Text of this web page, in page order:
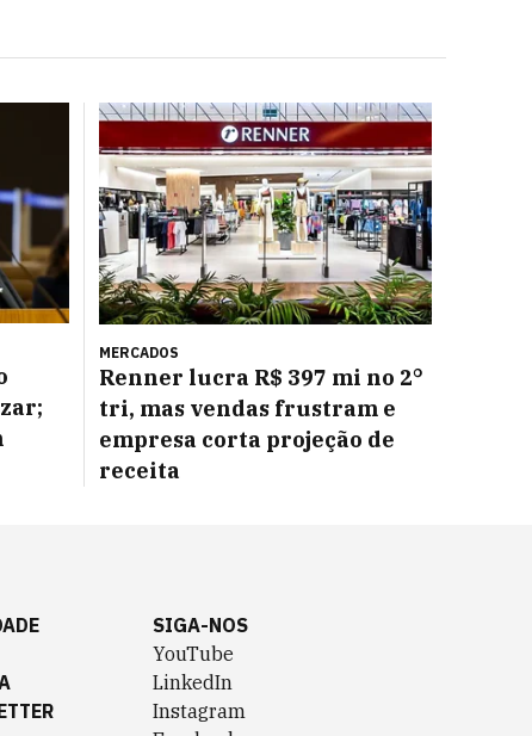
MERCADOS
Renner lucra R$ 397 mi no 2°
tri, mas vendas frustram e
empresa corta projeção de
receita
SIGA-NOS
YouTube
LinkedIn
Instagram